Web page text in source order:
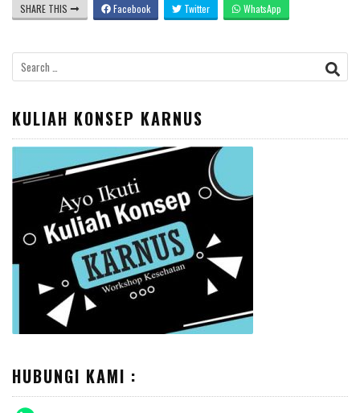
SHARE THIS Facebook Twitter WhatsApp
Search
for:
KULIAH KONSEP KARNUS
HUBUNGI KAMI :